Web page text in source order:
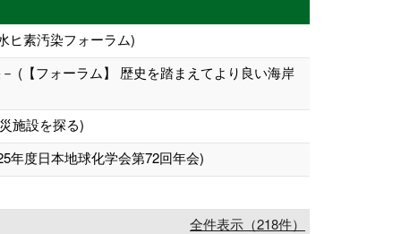
ヒ素汚染フォーラム)
(【フォーラム】 歴史を踏まえてより良い海岸
施設を探る)
年度日本地球化学会第72回年会)
全件表示（218件）